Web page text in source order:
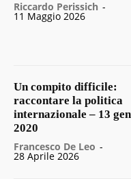
Riccardo Perissich -
11 Maggio 2026
Un compito difficile:
raccontare la politica
internazionale – 13
2020
Francesco De Leo -
28 Aprile 2026